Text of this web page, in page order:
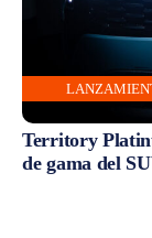
Territory
de gama del